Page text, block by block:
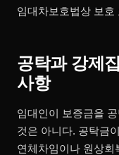
임대차보호법상 보호
공탁과 강제
사항
임대인이 보증금을
것은 아니다. 공탁금
연체차임이나 원상회